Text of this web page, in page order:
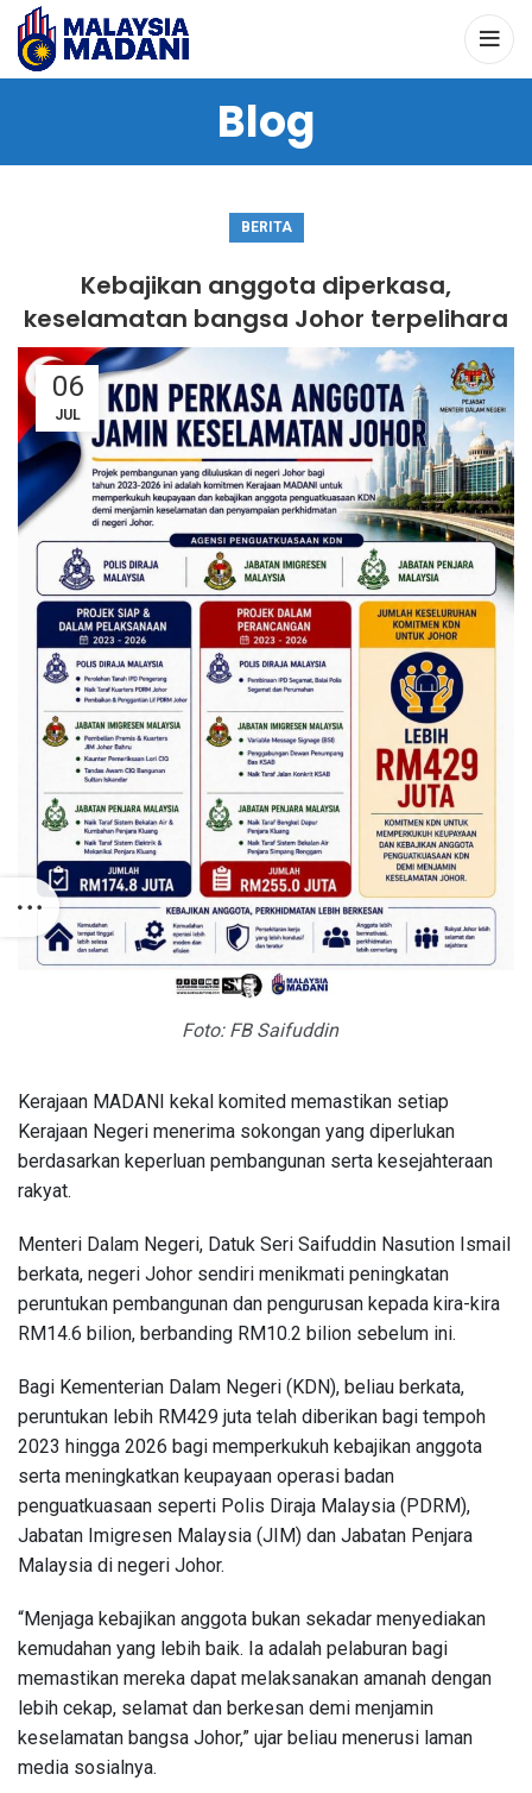
Blog
BERITA
Kebajikan anggota diperkasa,
keselamatan bangsa Johor terpelihara
Foto: FB Saifuddin
06
JUL
Kerajaan MADANI kekal komited memastikan setiap
Kerajaan Negeri menerima sokongan yang diperlukan
berdasarkan keperluan pembangunan serta kesejahteraan
rakyat.
Menteri Dalam Negeri, Datuk Seri Saifuddin Nasution Ismail
berkata, negeri Johor sendiri menikmati peningkatan
peruntukan pembangunan dan pengurusan kepada kira-kira
RM14.6 bilion, berbanding RM10.2 bilion sebelum ini.
Bagi Kementerian Dalam Negeri (KDN), beliau berkata,
peruntukan lebih RM429 juta telah diberikan bagi tempoh
2023 hingga 2026 bagi memperkukuh kebajikan anggota
serta meningkatkan keupayaan operasi badan
penguatkuasaan seperti Polis Diraja Malaysia (PDRM),
Jabatan Imigresen Malaysia (JIM) dan Jabatan Penjara
Malaysia di negeri Johor.
“Menjaga kebajikan anggota bukan sekadar menyediakan
kemudahan yang lebih baik. Ia adalah pelaburan bagi
memastikan mereka dapat melaksanakan amanah dengan
lebih cekap, selamat dan berkesan demi menjamin
keselamatan bangsa Johor,” ujar beliau menerusi laman
media sosialnya.